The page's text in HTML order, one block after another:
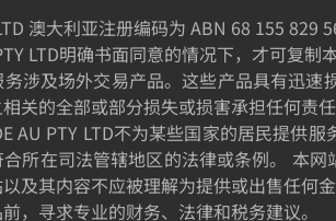
澳大利亚注册编码为 ABN 68 155 829
LTD明确书面同意的情况下，才可复制
涉及场外交易产品。这些产品具有迅速
关的全部或部分损失或损害承担任何责
AU PTY LTD不为某些国家的居民提供
所在司法管辖地区的法律或条例。 本
及其内容不应被理解为提供或出售任何
，寻求专业的财务、法律和税务建议。